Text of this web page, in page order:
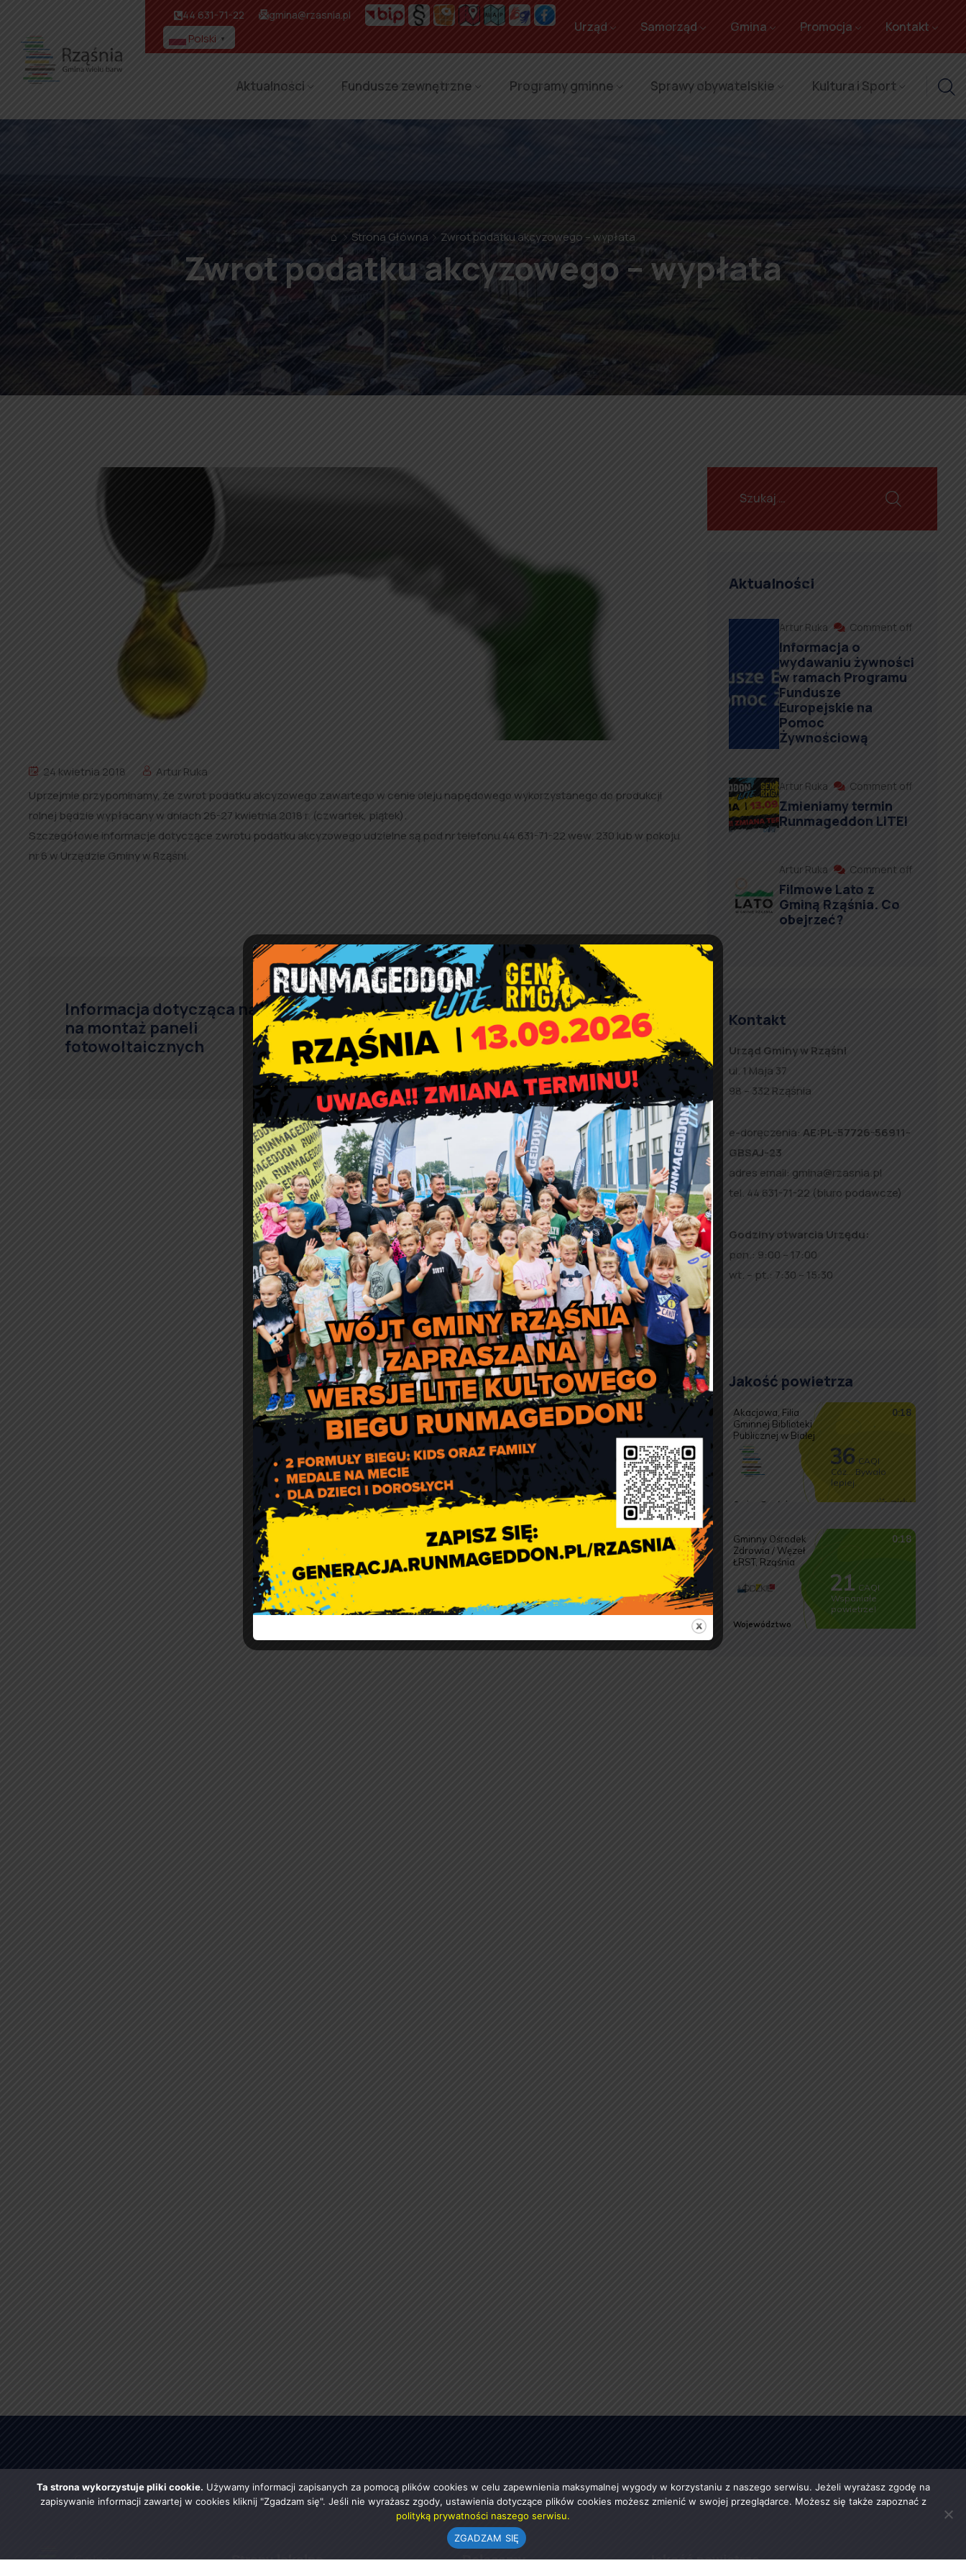
44 631-71-22 gmina@rzasnia.pl
Polski ▼
Urząd Samorząd Gmina Promocja Kontakt
Aktualności Fundusze zewnętrzne Programy gminne Sprawy obywatelskie Kultura i Sport
⌂ Strona Główna Zwrot podatku akcyzowego – wypłata
Zwrot podatku akcyzowego – wypłata
24 kwietnia 2018
Artur Ruka
Uprzejmie przypominamy, że zwrot podatku akcyzowego zawartego w cenie oleju napędowego wykorzystanego do produkcji
rolnej będzie wypłacany w dniach 26-27 kwietnia 2018 r. (czwartek, piątek).
Szczegółowe informacje dotyczące zwrotu podatku akcyzowego udzielne są pod nr telefonu 44 631-71-22 wew. 230 lub w pokoju
nr 6 w Urzędzie Gminy w Rząśni.
Informacja dotycząca naboru
na montaż paneli
fotowoltaicznych
Święto Pracy, Święto Flagi i
Święto Konstytucji 3 Maja
Aktualności
Artur Ruka Comment off
Informacja o
wydawaniu żywności
w ramach Programu
Fundusze
Europejskie na
Pomoc
Żywnościową
Artur Ruka Comment off
Zmieniamy termin
Runmageddon LITE!
Artur Ruka Comment off
Filmowe Lato z
Gminą Rząśnia. Co
obejrzeć?
Kontakt
Urząd Gminy w Rząśni
ul. 1 Maja 37
98 – 332 Rząśnia
e-doręczenia: AE:PL-57726-56911-
GBSAJ-23
adres email: gmina@rzasnia.pl
tel. 44 631-71-22 (biuro podawcze)
Godziny otwarcia Urzędu:
pon.: 9:00 – 17:00
wt. – pt.: 7:30 – 15:30
Jakość powietrza
Strony lokalne Polecamy Jakość powietrza
Ta strona wykorzystuje pliki cookie. Używamy informacji zapisanych za pomocą plików cookies w celu zapewnienia maksymalnej wygody w korzystaniu z naszego serwisu. Jeżeli wyrażasz zgodę na
zapisywanie informacji zawartej w cookies kliknij "Zgadzam się". Jeśli nie wyrażasz zgody, ustawienia dotyczące plików cookies możesz zmienić w swojej przeglądarce. Możesz się także zapoznać z
polityką prywatności naszego serwisu.
ZGADZAM SIĘ